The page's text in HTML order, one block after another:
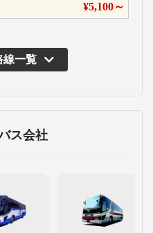
¥5,100～
線一覧
ス会社